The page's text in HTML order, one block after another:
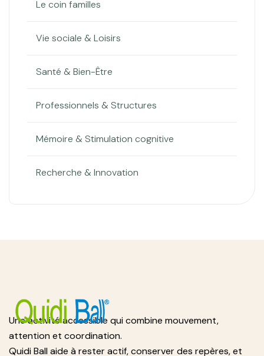
Le coin familles
Vie sociale & Loisirs
Santé & Bien-Être
Professionnels & Structures
Mémoire & Stimulation cognitive
Recherche & Innovation
Une activité accessible qui combine mouvement,
attention et coordination.
Quidi Ball aide à rester actif, conserver des repères, et